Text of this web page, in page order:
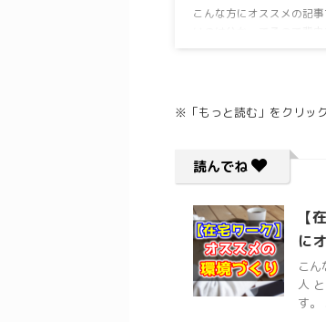
こんな方にオススメの記
は分かっているけど、普段
は勉強したいんだよな～」
いかと思います。 そこで
※「もっと読む」をクリッ
読んでね
【
に
こ
人
す。
失敗しない光回線の選び方【最新】
のに遅くて困っている人 自宅にネット回線
トを利用していて「光回線なのに通信速度
困っている」、または「新しくネットの契
ているが、失敗したくない」という方が多
ないでしょうか？ 早速、僕の回答からお
と「光回線でも速い場合と、速度が出にく
ています。